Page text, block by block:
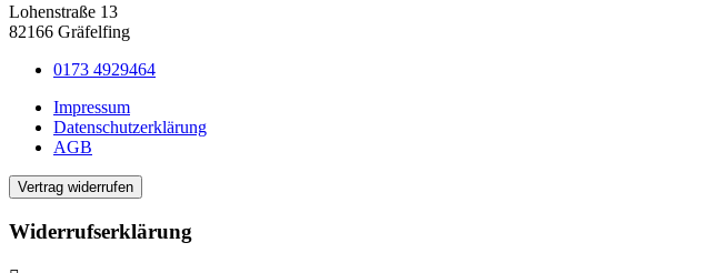
Lohenstraße 13
82166 Gräfelfing
0173 4929464
Impressum
Datenschutzerklärung
AGB
Vertrag widerrufen
Widerrufserklärung